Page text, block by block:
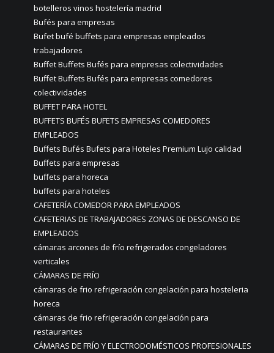
botelleros vinos hostelería madrid
Bufés para empresas
Bufet bufé buffets para empresas empleados
trabajadores
Buffet Buffets Bufés para empresas colectividades
Buffet Buffets Bufés para empresas comedores
colectividades
BUFFET PARA HOTEL
BUFFETS BUFÉS BUFETS EMPRESAS COMEDORES
EMPLEADOS
Buffets Bufés Bufets para Hoteles Premium Lujo calidad
Buffets para empresas
buffets para horeca
buffets para hoteles
CAFETERÍA COMEDOR PARA EMPLEADOS
CAFETERIAS DE TRABAJADORES ZONAS DE DESCANSO DE
EMPLEADOS
cámaras arcones de frío refrigerados congeladores
verticales
CÁMARAS DE FRÍO
cámaras de frio refrigeración congelación para hosteleria
horeca
cámaras de frio refrigeración congelación para
restaurantes
CÁMARAS DE FRÍO Y ELECTRODOMÉSTICOS PROFESIONALES